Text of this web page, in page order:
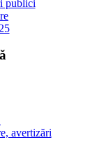
publici
avertizări